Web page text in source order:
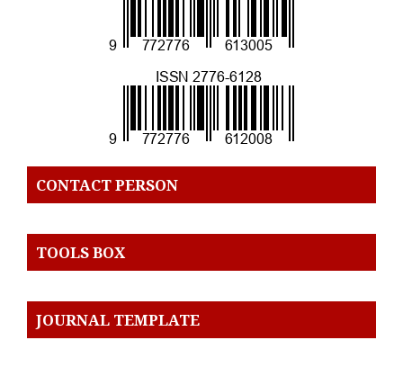
CONTACT PERSON
TOOLS BOX
JOURNAL TEMPLATE